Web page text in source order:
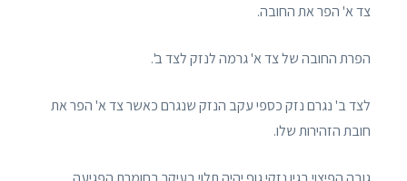
צד א' הפר את החובה.
הפרת החובה של צד א' גרמה לנזק לצד ב'.
לצד ב' נגרם נזק כספי עקב הנזק שנגרם כאשר צד א' הפר את
חובת הזהירות שלו.